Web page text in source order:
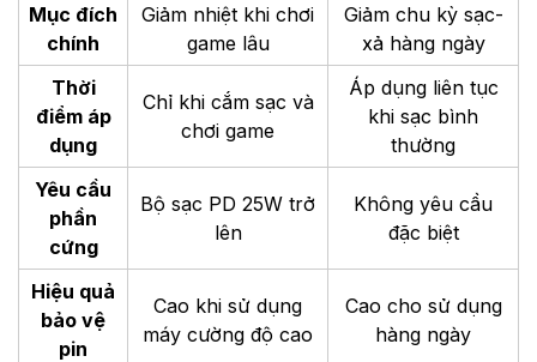
Mục đích
chính
Giảm nhiệt khi chơi
game lâu
Giảm chu kỳ sạc-
xả hàng ngày
Thời
điểm áp
dụng
Chỉ khi cắm sạc và
chơi game
Áp dụng liên tục
khi sạc bình
thường
Yêu cầu
phần
cứng
Bộ sạc PD 25W trở
lên
Không yêu cầu
đặc biệt
Hiệu quả
bảo vệ
pin
Cao khi sử dụng
máy cường độ cao
Cao cho sử dụng
hàng ngày